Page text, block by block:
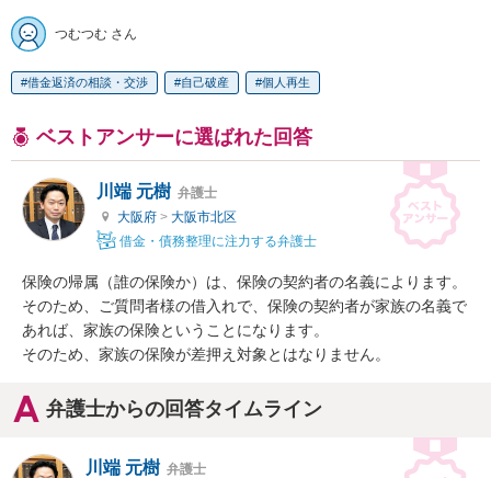
つむつむ さん
借金返済の相談・交渉 自己破産 個人再生
ベストアンサーに選ばれた回答
川端 元樹 弁護士
大阪府 > 大阪市北区
借金・債務整理に注力する弁護士
保険の帰属（誰の保険か）は、保険の契約者の名義によります。
そのため、ご質問者様の借入れで、保険の契約者が家族の名義で
あれば、家族の保険ということになります。
そのため、家族の保険が差押え対象とはなりません。
弁護士からの回答タイムライン
川端 元樹 弁護士